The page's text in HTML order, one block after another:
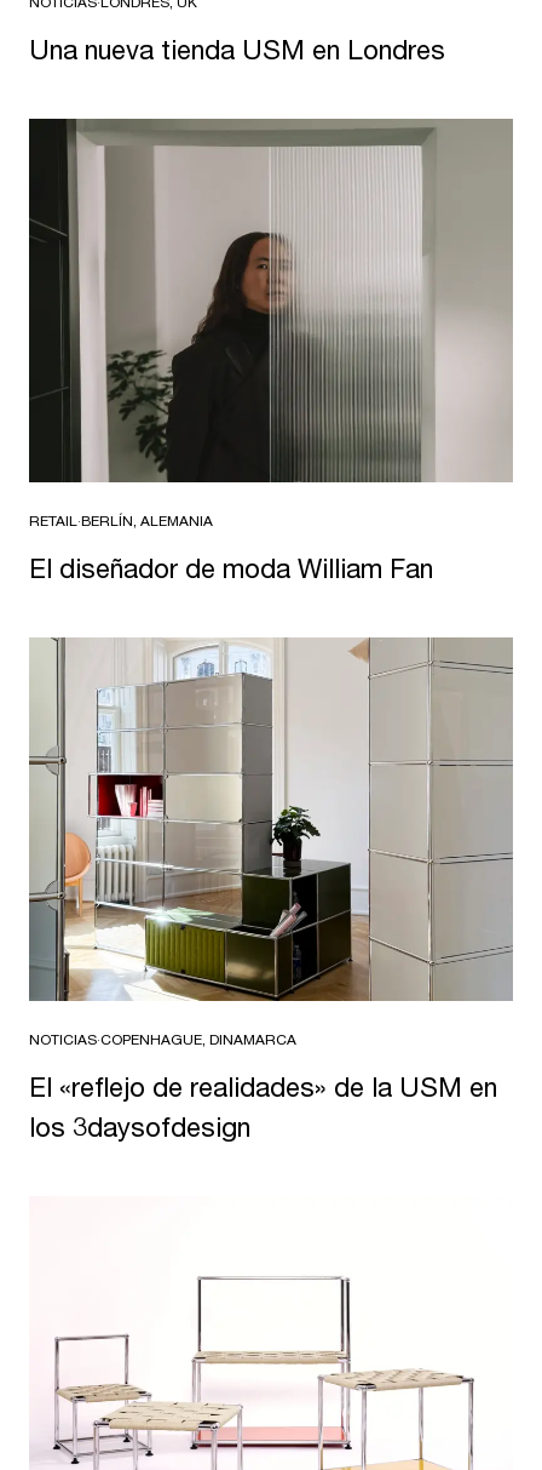
Una nueva tienda USM en Londres
RETAIL·BERLÍN, ALEMANIA
El diseñador de moda William Fan
NOTICIAS·COPENHAGUE, DINAMARCA
El «reflejo de realidades» de la USM en
los 3daysofdesign